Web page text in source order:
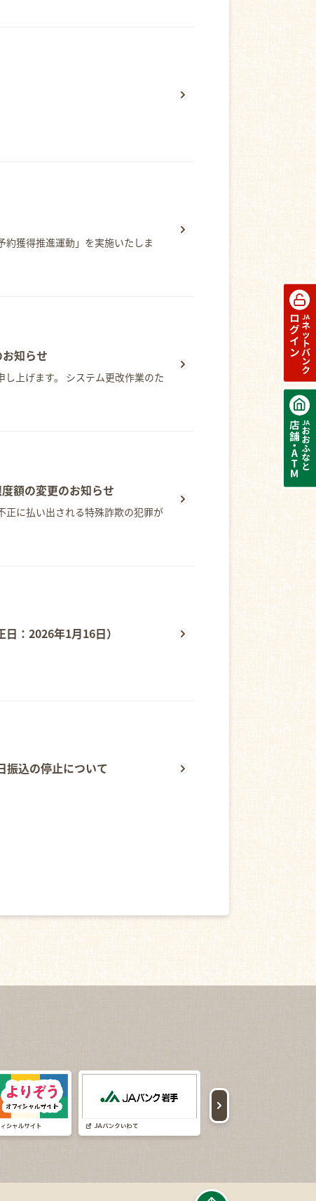
獲得推進運動」を実施いたしま
知らせ
上げます。 システム更改作業のた
額の変更のお知らせ
正に払い出される特殊詐欺の犯罪が
：2026年1月16日）
振込の停止について